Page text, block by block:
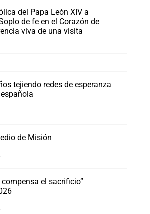
del Papa León XIV a
de fe en el Corazón de
viva de una visita
tejiendo redes de esperanza
de Misión
el sacrificio”